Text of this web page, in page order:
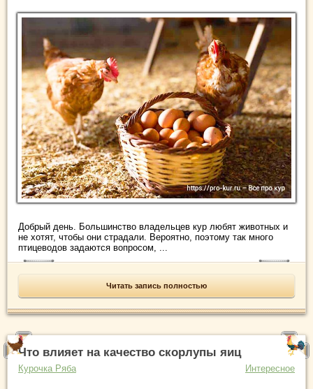
Добрый день. Большинство владельцев кур любят животных и
не хотят, чтобы они страдали. Вероятно, поэтому так много
птицеводов задаются вопросом, ...
Читать запись полностью
Что влияет на качество скорлупы яиц
Курочка Ряба Интересное